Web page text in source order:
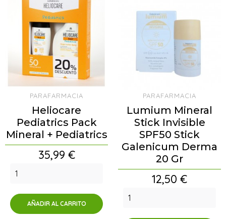
PARAFARMACIA
Heliocare
Pediatrics Pack
Mineral + Pediatrics
Precio
35,99 €
AÑADIR AL CARRITO
PARAFARMACIA
Lumium Mineral
Stick Invisible
SPF50 Stick
Galenicum Derma
20 Gr
Precio
12,50 €